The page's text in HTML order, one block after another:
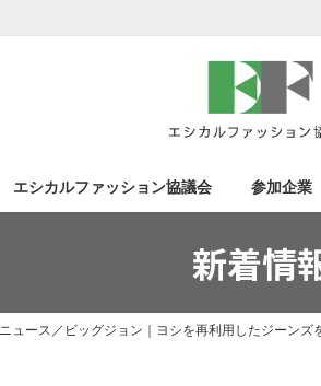
エシカルファッション協議会 参加企業
新着情
ュース／ビッグジョン｜ヨシを再利用したジーンズ